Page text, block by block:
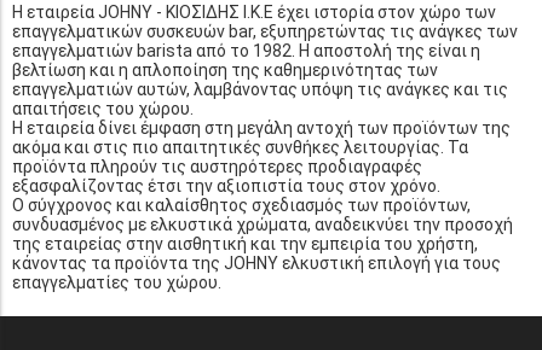
Η εταιρεία JOHNY - ΚΙΟΣΙΔΗΣ Ι.Κ.Ε έχει ιστορία στον χώρο των
επαγγελματικών συσκευών bar, εξυπηρετώντας τις ανάγκες των
επαγγελματιών barista από το 1982. Η αποστολή της είναι η
βελτίωση και η απλοποίηση της καθημερινότητας των
επαγγελματιών αυτών, λαμβάνοντας υπόψη τις ανάγκες και τις
απαιτήσεις του χώρου.
Η εταιρεία δίνει έμφαση στη μεγάλη αντοχή των προϊόντων της
ακόμα και στις πιο απαιτητικές συνθήκες λειτουργίας. Τα
προϊόντα πληρούν τις αυστηρότερες προδιαγραφές
εξασφαλίζοντας έτσι την αξιοπιστία τους στον χρόνο.
Ο σύγχρονος και καλαίσθητος σχεδιασμός των προϊόντων,
συνδυασμένος με ελκυστικά χρώματα, αναδεικνύει την προσοχή
της εταιρείας στην αισθητική και την εμπειρία του χρήστη,
κάνοντας τα προϊόντα της JOHNY ελκυστική επιλογή για τους
επαγγελματίες του χώρου.